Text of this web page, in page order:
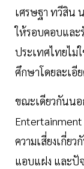
เศรษฐา ทวีสิน
ให้รอบคอบและ
ประเทศไทยไม่
ศึกษาโดยละเอี
ขณะเดียวกันนอ
ความเสี่ยงเกี่ย
แอบแฝง และปั